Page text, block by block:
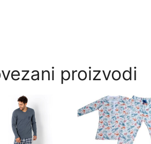
proizvodi